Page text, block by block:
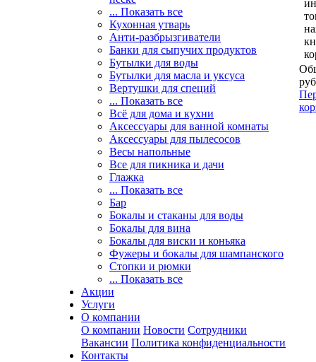
... Показать все
Кухонная утварь
Анти-разбрызгиватели
Банки для сыпучих продуктов
Бутылки для воды
Бутылки для масла и уксуса
Вертушки для специй
... Показать все
Всё для дома и кухни
Аксессуары для ванной комнаты
Аксессуары для пылесосов
Весы напольные
Все для пикника и дачи
Глажка
... Показать все
Бар
Бокалы и стаканы для воды
Бокалы для вина
Бокалы для виски и коньяка
Фужеры и бокалы для шампанского
Стопки и рюмки
... Показать все
Акции
Услуги
О компании
О компании Новости Сотрудники
Вакансии Политика конфиденциальности
Контакты